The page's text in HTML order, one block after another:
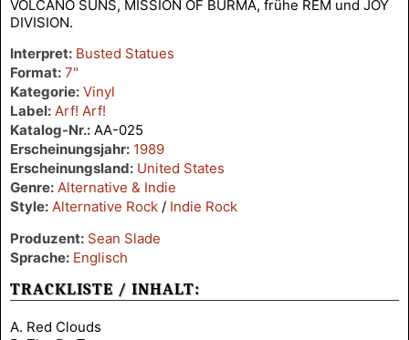
VOLCANO SUNS, MISSION OF BURMA, frühe REM und JOY
DIVISION.
Interpret: Busted Statues
Format: 7"
Kategorie: Vinyl
Label: Arf! Arf!
Katalog-Nr.: AA-025
Erscheinungsjahr: 1989
Erscheinungsland: United States
Genre: Alternative & Indie
Style: Alternative Rock / Indie Rock
Produzent: Sean Slade
Sprache: Englisch
TRACKLISTE / INHALT:
A. Red Clouds